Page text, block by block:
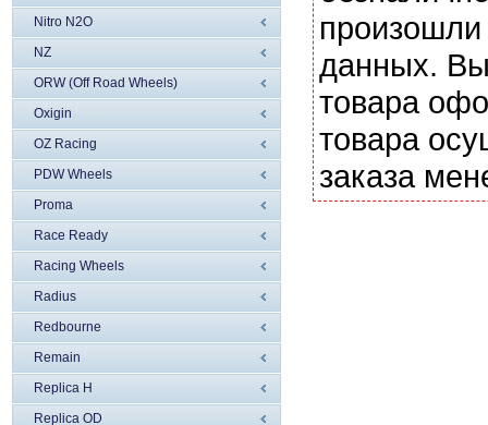
Nitro N2O
NZ
ORW (Off Road Wheels)
Oxigin
OZ Racing
PDW Wheels
Proma
Race Ready
Racing Wheels
Radius
Redbourne
Remain
Replica H
Replica OD
данных. Вы
товара
товара
заказа